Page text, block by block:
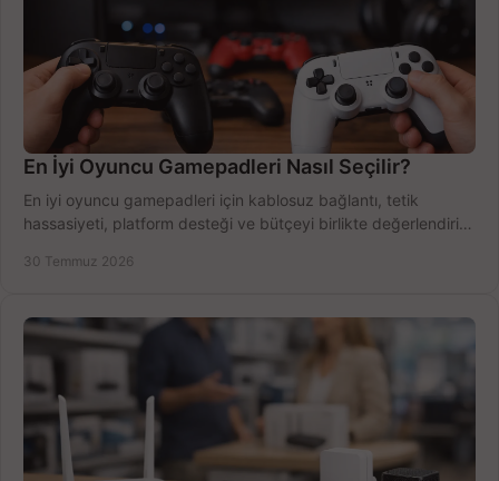
En İyi Oyuncu Gamepadleri Nasıl Seçilir?
En iyi oyuncu gamepadleri için kablosuz bağlantı, tetik
hassasiyeti, platform desteği ve bütçeyi birlikte değerlendirin;
30 Temmuz 2026